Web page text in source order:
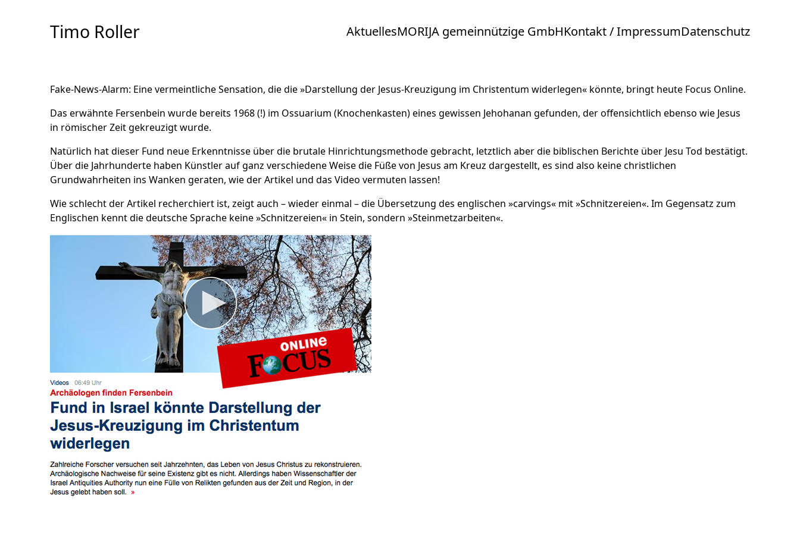
Timo Roller AktuellesMORIJA gemeinnützige GmbHKontakt / ImpressumDatenschutz
Fake-News-Alarm: Eine vermeintliche Sensation, die die »Darstellung der Jesus-Kreuzigung im Christentum widerlegen« könnte, bringt heute Focus Online.
Das erwähnte Fersenbein wurde bereits 1968 (!) im Ossuarium (Knochenkasten) eines gewissen Jehohanan gefunden, der offensichtlich ebenso wie Jesus
in römischer Zeit gekreuzigt wurde.
Natürlich hat dieser Fund neue Erkenntnisse über die brutale Hinrichtungsmethode gebracht, letztlich aber die biblischen Berichte über Jesu Tod bestätigt.
Über die Jahrhunderte haben Künstler auf ganz verschiedene Weise die Füße von Jesus am Kreuz dargestellt, es sind also keine christlichen
Grundwahrheiten ins Wanken geraten, wie der Artikel und das Video vermuten lassen!
Wie schlecht der Artikel recherchiert ist, zeigt auch – wieder einmal – die Übersetzung des englischen »carvings« mit »Schnitzereien«. Im Gegensatz zum
Englischen kennt die deutsche Sprache keine »Schnitzereien« in Stein, sondern »Steinmetzarbeiten«.